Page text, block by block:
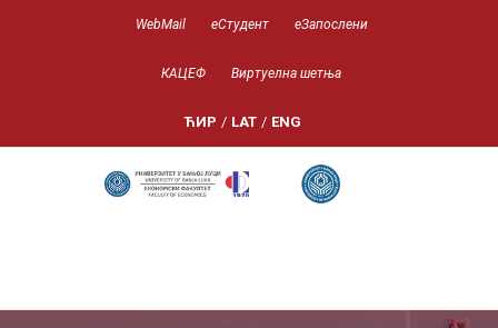
WebMail еСтудент еЗапослени
КАЦЕФ Виртуелна шетња
ЋИР / LAT / ENG